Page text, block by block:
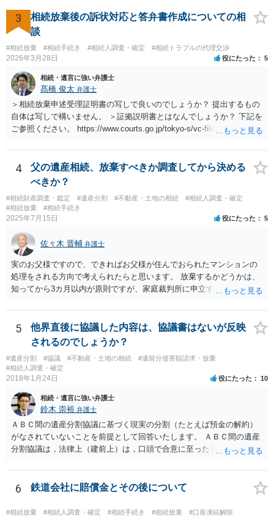
3
相続放棄後の訴状対応と答弁書作成についての相
談
#相続放棄 #相続手続き #相続人調査・確定 #相続トラブルの代理交渉
2026年3月28日 役にたった 5
相続・遺言に強い弁護士
髙橋 俊太 弁護士
＞相続放棄申述受理証明書の写しで良いのでしょうか？ 提出するもの
自体は写しで構いません。 ＞証拠説明書とはなんでしょうか？ 下記を
ご参照ください。 https://www.courts.go.jp/tokyo-s/vc-files/tokyo-s/file/
4
父の遺産相続、放棄すべきか調査してから決める
べきか？
#相続財産調査・鑑定 #遺産分割 #不動産・土地の相続
#相続人調査・確定
#相続放棄
#相続手続き
2025年7月15日 役にたった 5
佐々木 晋輔 弁護士
実のお父様ですので、できればお父様が住んでおられたマンションの
処理をされる方向で考えられたらと思います。 放棄するかどうかは、
知ってから3カ月以内が原則ですが、家庭裁判所に申立すれば3カ月の
放棄するかどうか決めることができます。 銀行やサラ金が数年も放置
することはありませんので、数年後に借金が発見される可能性はほぼ
ありません。 なお、私が扱った相続放棄を検討していた案件で、期間
伸長して調査したところ、サラ金に対する過払金など相当な財産が見
つかったため相続したという事例がありました。
5
他界直後に協議した内容は、協議書はないが反映
されるのでしょうか？
#遺産分割 #協議 #不動産・土地の相続
#遺留分侵害額請求・放棄
#相続人調査・確定
2018年1月24日 役にたった 10
相続・遺言に強い弁護士
鈴木 崇裕 弁護士
ＡＢＣ間の遺産分割協議に基づく現実の分割（たとえば預金の解約）
がなされていないことを前提として回答いたします。 ＡＢＣ間の遺産
分割協議は，法律上（建前上）は，口頭で合意に至ったものであって
ん。 また，不動産の名義を移転するためには，遺産分割協議書への署
名捺印を得る必要があります。 したがって，残念ながら，「ＡＢＣ間
難と思われます。 「ＡＢＣ間の遺産分割協議は未了のまま，ＡとＢが
6 鉄道会社に賠償金とその後について
#相続放棄 #相続人調査・確定 #相続手続き #相続放棄
#口座凍結解除